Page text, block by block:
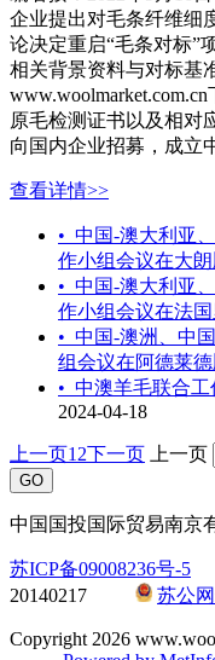
企业提出对毛条纤维细
论决定重启“毛条对标”
相关背景资料与对标基
原毛检测证书以及相对
向国内企业招募，成立
查看详情>>
• 中国-澳大利亚
作小组会议在大
• 中国-澳大利亚
作小组会议在法
• 中国-澳洲、中
组会议在阿德莱
• 中澳羊毛联合
2024-04-18
上一页1 2下一页 上一页
中国国投国际贸易南京
苏ICP备09008236号-5
20140217
苏公
Copyright 2026